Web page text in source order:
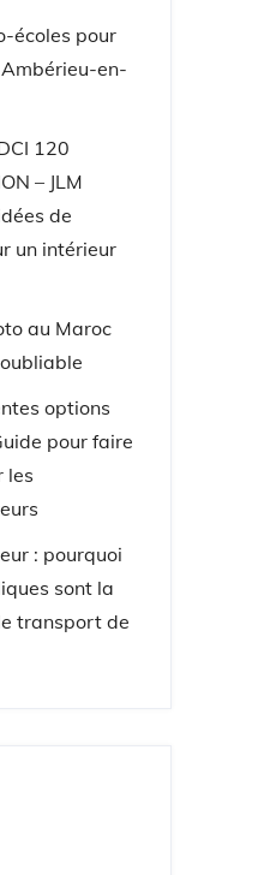
écoles pour
en-
120
– JLM
de
un intérieur
au Maroc
options
pour faire
les
: pourquoi
sont la
transport de